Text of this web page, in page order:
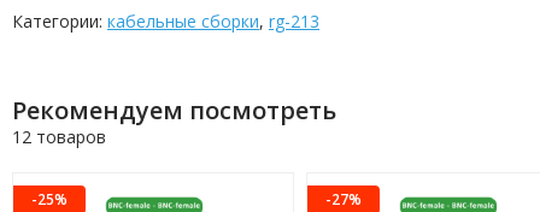
Категории: кабельные сборки, rg-213
Рекомендуем посмотреть
12 товаров
-25% -27%